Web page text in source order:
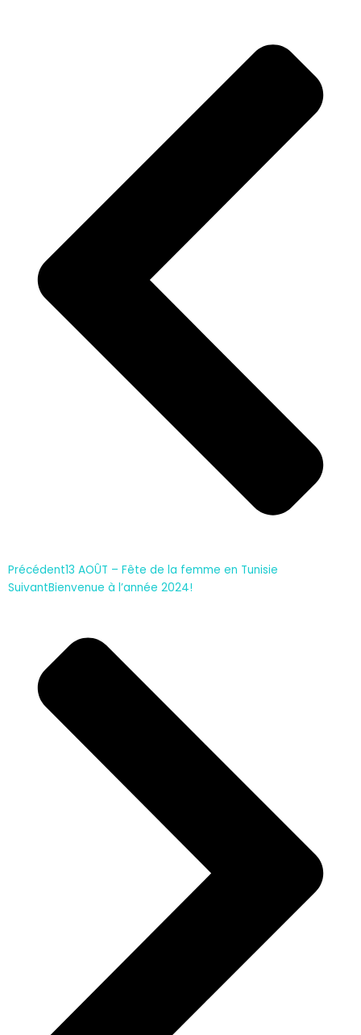
Précédent13 AOÛT – Fête de la femme en Tunisie
SuivantBienvenue à l’année 2024!